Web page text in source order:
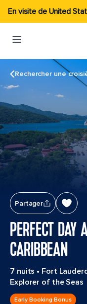
En visite de United
Rechercher une
Partager
PERFECT DAY
CARIBBEAN
7 nuits • Fort
Explorer of the Seas
Early Booking Bonus